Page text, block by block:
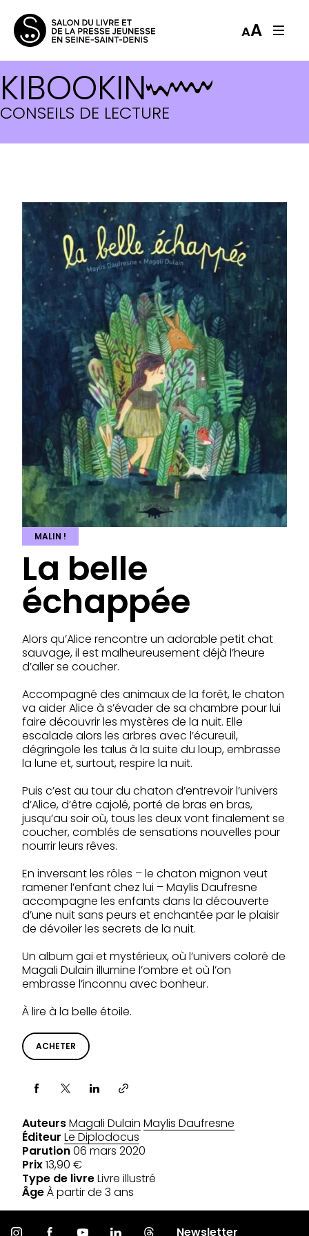
AA
KIBOOKIN
CONSEILS DE LECTURE
MALIN !
La belle
échappée
Alors qu’Alice rencontre un adorable petit chat
sauvage, il est malheureusement déjà l’heure
d’aller se coucher.
Accompagné des animaux de la forêt, le chaton
va aider Alice à s’évader de sa chambre pour lui
faire découvrir les mystères de la nuit. Elle
escalade alors les arbres avec l’écureuil,
dégringole les talus à la suite du loup, embrasse
la lune et, surtout, respire la nuit.
Puis c’est au tour du chaton d’entrevoir l’univers
d’Alice, d’être cajolé, porté de bras en bras,
jusqu’au soir où, tous les deux vont finalement se
coucher, comblés de sensations nouvelles pour
nourrir leurs rêves.
En inversant les rôles – le chaton mignon veut
ramener l’enfant chez lui – Maylis Daufresne
accompagne les enfants dans la découverte
d’une nuit sans peurs et enchantée par le plaisir
de dévoiler les secrets de la nuit.
Un album gai et mystérieux, où l’univers coloré de
Magali Dulain illumine l’ombre et où l’on
embrasse l’inconnu avec bonheur.
À lire à la belle étoile.
ACHETER
Partager via
AuteursMagali Dulain Maylis Daufresne
Éditeur Le Diplodocus
Parution06 mars 2020
Prix13,90 €
Type de livreLivre illustré
ÂgeÀ partir de 3 ans
Newsletter